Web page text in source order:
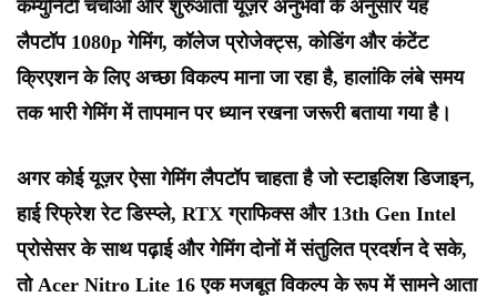
कम्युनिटी चर्चाओं और शुरुआती यूज़र अनुभवों के अनुसार यह
लैपटॉप 1080p गेमिंग, कॉलेज प्रोजेक्ट्स, कोडिंग और कंटेंट
क्रिएशन के लिए अच्छा विकल्प माना जा रहा है, हालांकि लंबे समय
तक भारी गेमिंग में तापमान पर ध्यान रखना जरूरी बताया गया है।
अगर कोई यूज़र ऐसा गेमिंग लैपटॉप चाहता है जो स्टाइलिश डिजाइन,
हाई रिफ्रेश रेट डिस्प्ले, RTX ग्राफिक्स और 13th Gen Intel
प्रोसेसर के साथ पढ़ाई और गेमिंग दोनों में संतुलित प्रदर्शन दे सके,
तो Acer Nitro Lite 16 एक मजबूत विकल्प के रूप में सामने आता